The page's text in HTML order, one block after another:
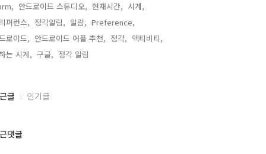
안드로이드 스튜디오, 현재시간, 시계,
퍼런스, 정각알림, 알람, Preference,
로이드, 안드로이드 어플 추천, 정각, 액티비티,
는 시계, 구글, 정각 알림,
글 인기글
댓글